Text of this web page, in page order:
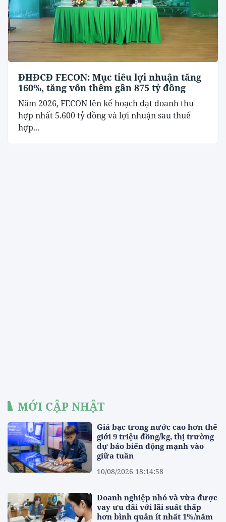
ĐHĐCĐ FECON: Mục tiêu lợi nhuận tăng
160%, tăng vốn thêm gần 875 tỷ đồng
Năm 2026, FECON lên kế hoạch đạt doanh thu
hợp nhất 5.600 tỷ đồng và lợi nhuận sau thuế
hợp...
MỚI CẬP NHẬT
Giá bạc trong nước cao hơn thế
giới 9 triệu đồng/kg, thị trường
dự báo biến động mạnh vào
giữa tuần
10/08/2026 18:14:58
Doanh nghiệp nhỏ và vừa được
vay ưu đãi với lãi suất thấp
hơn bình quân ít nhất 1%/năm